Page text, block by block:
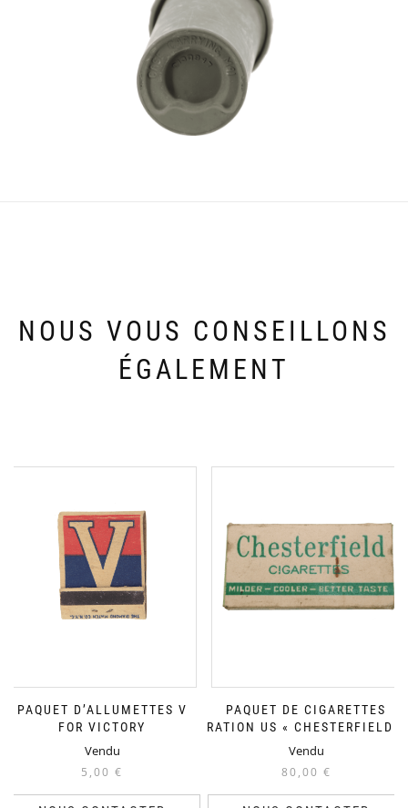
NOUS VOUS CONSEILLONS
ÉGALEMENT
PAQUET D’ALLUMETTES V
FOR VICTORY
Vendu
5,00 €
PAQUET DE CIGARETTES
RATION US « CHESTERFIELD »
Vendu
80,00 €